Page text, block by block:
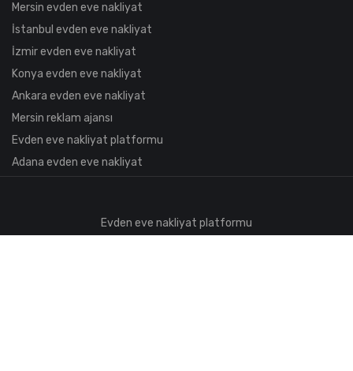
Mersin evden eve nakliyat
İstanbul evden eve nakliyat
İzmir evden eve nakliyat
Konya evden eve nakliyat
Ankara evden eve nakliyat
Mersin reklam ajansı
Evden eve nakliyat platformu
Adana evden eve nakliyat
Evden eve nakliyat platformu